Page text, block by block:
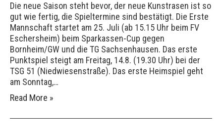
Die neue Saison steht bevor, der neue Kunstrasen ist so
gut wie fertig, die Spieltermine sind bestätigt. Die Erste
Mannschaft startet am 25. Juli (ab 15.15 Uhr beim FV
Eschersheim) beim Sparkassen-Cup gegen
Bornheim/GW und die TG Sachsenhausen. Das erste
Punktspiel steigt am Freitag, 14.8. (19.30 Uhr) bei der
TSG 51 (Niedwiesenstraße). Das erste Heimspiel geht
am Sonntag,…
Read More »